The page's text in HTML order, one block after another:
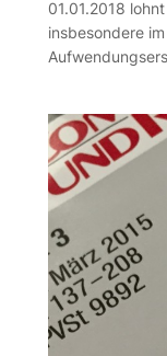
01.01.2018
insbesondere